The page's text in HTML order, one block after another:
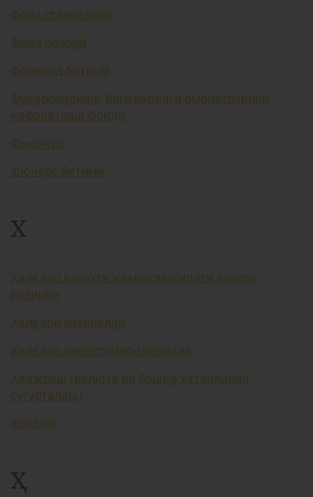
Фоиз ставкалари
Фонд бозори
Форвард битими
Фуқароларнинг банклардаги омонатларини
кафолатлаш фонди
Фьючерс
Фючерс битими
Х
Халқаро валюта жамғармасидаги захира
позиция
Халқаро захиралар
Халқаро инвестицион позиция
Хеджлаш (валюта ва бошқа хатарларни
суғурталаш)
Холдинг
Ҳ